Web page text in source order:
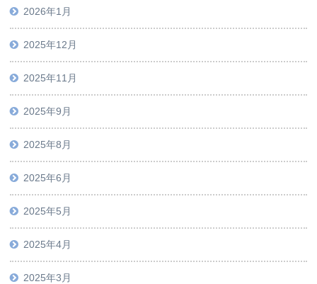
2026年1月
2025年12月
2025年11月
2025年9月
2025年8月
2025年6月
2025年5月
2025年4月
2025年3月